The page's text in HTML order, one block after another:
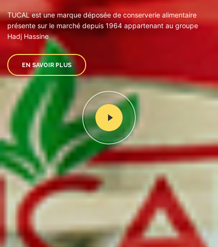
TUCAL est une marque déposée de conserverie alimentaire
présente sur le marché depuis 1964 appartenant au groupe
Hadj Hassine
EN SAVOIR PLUS